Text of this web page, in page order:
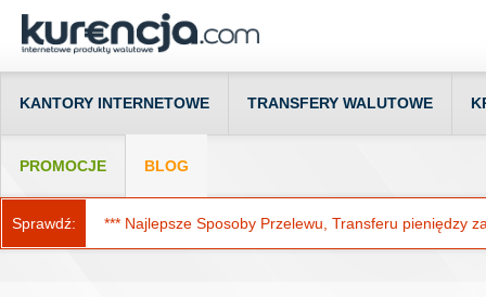
KANTORY INTERNETOWE TRANSFERY WALUTOWE
PROMOCJE BLOG
Sprawdź: *** Najlepsze Sposoby Przelewu, Transferu pieniędzy